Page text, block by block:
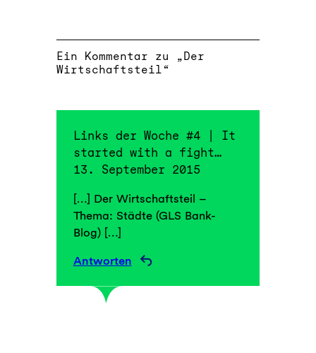
Ein Kommentar zu „Der
Wirtschaftsteil“
Links der Woche #4 | It
started with a fight…
13. September 2015
[…] Der Wirtschaftsteil –
Thema: Städte (GLS Bank-
Blog) […]
Antworten